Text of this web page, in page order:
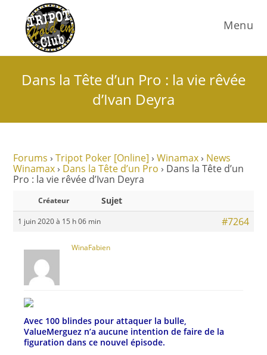
Menu
Dans la Tête d’un Pro : la vie rêvée
d’Ivan Deyra
Forums › Tripot Poker [Online] › Winamax › News
Winamax › Dans la Tête d’un Pro › Dans la Tête d’un
Pro : la vie rêvée d’Ivan Deyra
Créateur Sujet
1 juin 2020 à 15 h 06 min #7264
WinaFabien
Avec 100 blindes pour attaquer la bulle,
ValueMerguez n’a aucune intention de faire de la
figuration dans ce nouvel épisode.